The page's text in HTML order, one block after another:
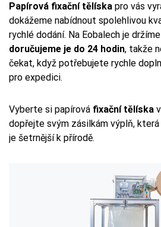
Papírová fixační tělíska pro vás
dokážeme nabídnout spolehlivou
rychlé dodání. Na Eobalech je držíme
doručujeme je do 24 hodin, takže
čekat, když potřebujete rychle
pro expedici.
Vyberte si papírová fixační tělíska
dopřejte svým zásilkám výplň, která
je šetrnější k přírodě.